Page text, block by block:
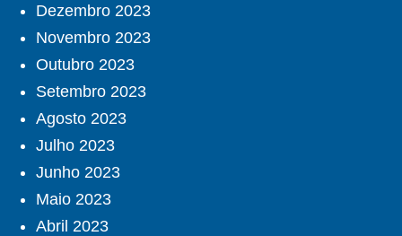
Dezembro 2023
Novembro 2023
Outubro 2023
Setembro 2023
Agosto 2023
Julho 2023
Junho 2023
Maio 2023
Abril 2023